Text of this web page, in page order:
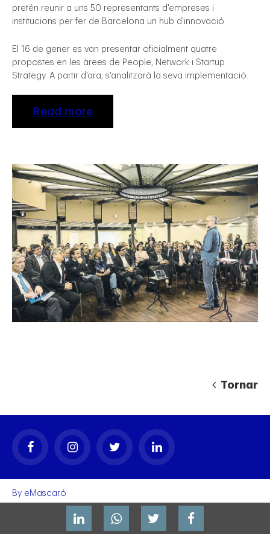
pretén reunir a uns 50 representants d'empreses i
institucions per fer de Barcelona un hub d'innovació.
El 16 de gener es van presentar oficialment quatre
propostes en les àrees de People, Network i Startup
Strategy. A partir d'ara, s'analitzarà la seva implementació.
Read more
Tornar
By eMascaró